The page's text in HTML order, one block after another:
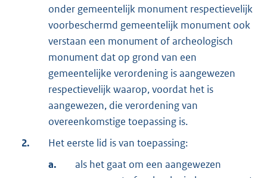
onder gemeentelijk monument respectievelijk
voorbeschermd gemeentelijk monument ook
verstaan een monument of archeologisch
monument dat op grond van een
gemeentelijke verordening is aangewezen
respectievelijk waarop, voordat het is
aangewezen, die verordening van
overeenkomstige toepassing is.
2.
Het eerste lid is van toepassing:
a.
als het gaat om een aangewezen